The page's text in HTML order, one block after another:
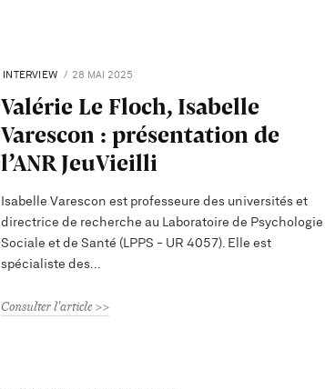
INTERVIEW 28 MAI 2025
Valérie Le Floch, Isabelle
Varescon : présentation de
l’ANR JeuVieilli
Isabelle Varescon est professeure des universités et
directrice de recherche au Laboratoire de Psychologie
Sociale et de Santé (LPPS - UR 4057). Elle est
spécialiste des
Consulter l'article